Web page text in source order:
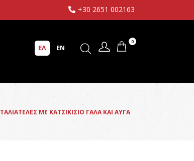
+30 2651 002163
ΕΛ EN
0
ΤΑΛΙΑΤΕΛΕΣ ΜΕ ΚΑΤΣΙΚΙΣΙΟ ΓΑΛΑ ΚΑΙ ΑΥΓΑ